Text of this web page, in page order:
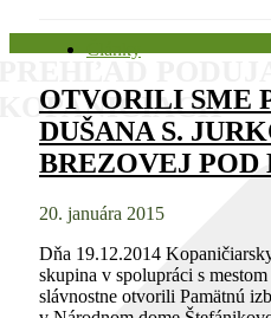
Články
OTVORILI SME
DUŠANA S.
BREZOVEJ POD
20. januára 2015
Dňa 19.12.2014
skupina v spolupráci s
slávnostne otvorili Pamätnú